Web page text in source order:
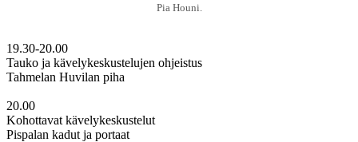
Pia Houni.
19.30-20.00
Tauko ja kävelykeskustelujen ohjeistus
Tahmelan Huvilan piha
20.00
Kohottavat kävelykeskustelut
Pispalan kadut ja portaat